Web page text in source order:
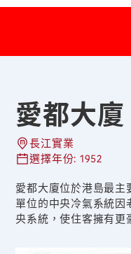
愛都大廈
長江實業
選擇年份: 1952
愛都大廈位於港島最
單位的中央冷氣系統因
央系統，使住客擁有更